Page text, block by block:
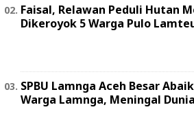
Faisal, Relawan Peduli Hutan
Dikeroyok 5 Warga Pulo
SPBU Lamnga Aceh Besar
Warga Lamnga, Meningal